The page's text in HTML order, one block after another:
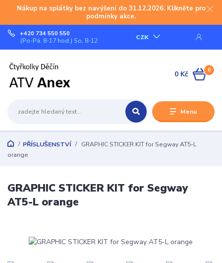
Nákup na splátky bez navýšení do 31.12.2026. Klikněte pro
podmínky akce.
Menu
CZK
+420 734 550 550
(Po-Pá, 8-17 hod.) So, 8-12
0
0 Kč
PŘÍSLUŠENSTVÍ
GRAPHIC STICKER KIT for Segway AT5-L
orange
GRAPHIC STICKER KIT for Segway
AT5-L orange